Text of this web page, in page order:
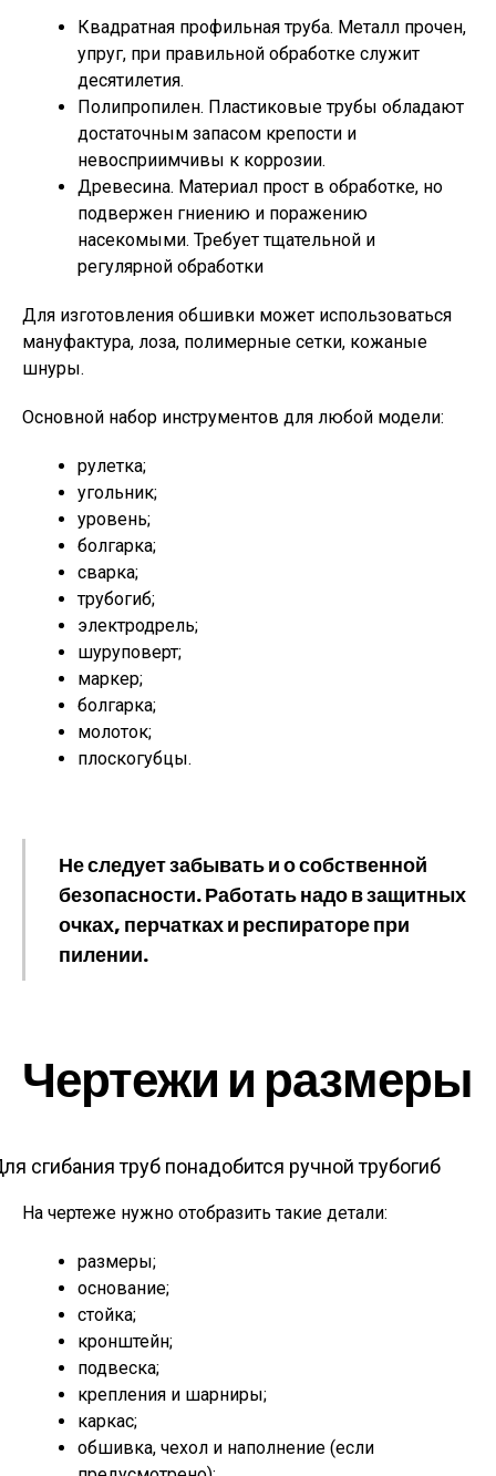
Квадратная профильная труба. Металл прочен,
упруг, при правильной обработке служит
десятилетия.
Полипропилен. Пластиковые трубы обладают
достаточным запасом крепости и
невосприимчивы к коррозии.
Древесина. Материал прост в обработке, но
подвержен гниению и поражению
насекомыми. Требует тщательной и
регулярной обработки
Для изготовления обшивки может использоваться
мануфактура, лоза, полимерные сетки, кожаные
шнуры.
Основной набор инструментов для любой модели:
рулетка;
угольник;
уровень;
болгарка;
сварка;
трубогиб;
электродрель;
шуруповерт;
маркер;
болгарка;
молоток;
плоскогубцы.
Не следует забывать и о собственной
безопасности. Работать надо в защитных
очках, перчатках и респираторе при
пилении.
Чертежи и размеры
сгибания труб понадобится ручной трубогиб
На чертеже нужно отобразить такие детали:
размеры;
основание;
стойка;
кронштейн;
подвеска;
крепления и шарниры;
каркас;
обшивка, чехол и наполнение (если